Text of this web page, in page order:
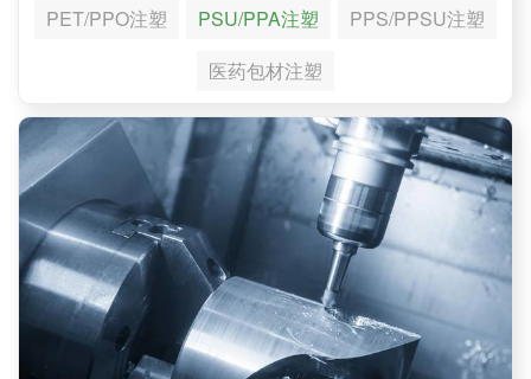
PET/PPO注塑
PSU/PPA注塑
PPS/PPSU注塑
医药包材注塑